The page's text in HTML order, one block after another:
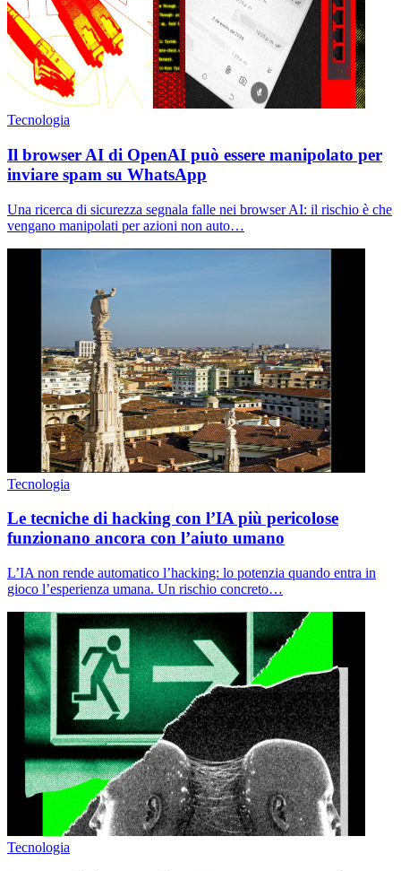
Tecnologia
Il browser AI di OpenAI può essere manipolato per
inviare spam su WhatsApp
Una ricerca di sicurezza segnala falle nei browser AI: il rischio è che
vengano manipolati per azioni non auto…
Tecnologia
Le tecniche di hacking con l’IA più pericolose
funzionano ancora con l’aiuto umano
L’IA non rende automatico l’hacking: lo potenzia quando entra in
gioco l’esperienza umana. Un rischio concreto…
Tecnologia